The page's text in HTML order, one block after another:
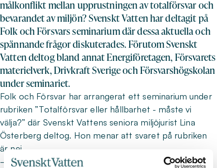
målkonflikt mellan upprustningen av totalförsvar och
bevarandet av miljön? Svenskt Vatten har deltagit på
Folk och Försvars seminarium där dessa aktuella och
spännande frågor diskuterades. Förutom Svenskt
Vatten deltog bland annat Energiföretagen, Försvarets
materielverk, Drivkraft Sverige och Försvarshögskolan
under seminariet.
Folk och Försvar har arrangerat ett seminarium under
rubriken ”Totalförsvar eller hållbarhet - måste vi
välja?” där Svenskt Vattens seniora miljöjurist Lina
Österberg deltog. Hon menar att svaret på rubriken
är nej.
– Det behöver inte alls finnas en målkonflikt mellan